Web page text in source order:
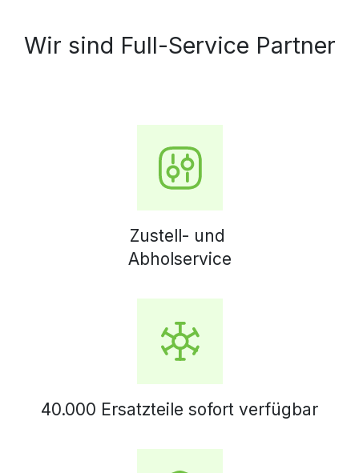
Wir sind Full-Service Partner
Zustell- und
Abholservice
40.000 Ersatzteile sofort verfügbar